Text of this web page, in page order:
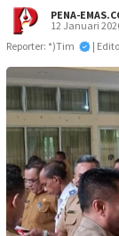
PENA-
12 Januari
Reporter: *)Tim
|